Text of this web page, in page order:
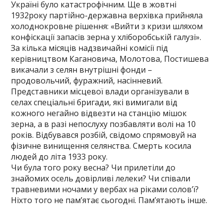
Україні було катастрофічним. Ще в жовтні
1932року партійно-державна верхівка прийняла
холоднокровне рішення: «Вийти з кризи шляхом
конфіскації запасів зерна у хліборобській галузі».
За кілька місяців надзвичайні комісії під
керівництвом Кагановича, Молотова, Постишева
викачали з селян внутрішні фонди –
продовольчий, фуражний, насінневий.
Представники місцевої влади організували в
селах спеціальні бригади, які вимигали від
кожного негайно відвезти на станцію мішок
зерна, а в разі непослуху позбавляти волі на 10
років. Відбувався розбій, свідомо спрямовуй на
фізичне винищення селянства. Смерть косила
людей до літа 1933 року.
Чи була того року весна? Чи прилетіли до
знайомих осель довірливі лелеки? Чи співали
травневими ночами у вербах на ріками солов’ї?
Ніхто того не пам’ятає сьогодні. Пам’ятають інше.